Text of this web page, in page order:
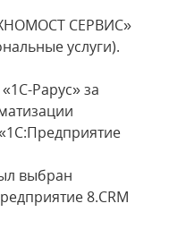
СЕРВИС»
услуги).
Рарус» за
выбран
8.CRM